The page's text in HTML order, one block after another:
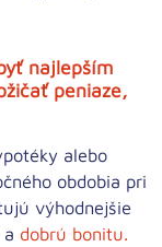
najlepším
peniaze,
alebo
obdobia pri
výhodnejšie
dobrú bonitu.